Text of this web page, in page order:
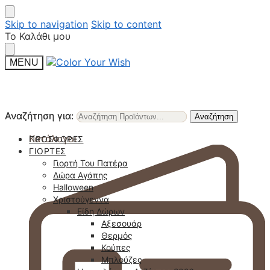
Skip to navigation Skip to content
Το Καλάθι μου
MENU
Αναζήτηση για: Αναζήτηση
Κατάλογοι
Αναζήτηση για: Αναζήτηση
ΠΡΟΣΦΟΡΈΣ
ΓΙΟΡΤΈΣ
Γιορτή Του Πατέρα
Δώρα Αγάπης
Halloween
Χριστούγεννα
Είδη Δώρων
Αξεσουάρ
Θερμός
Κούπες
Μπλούζες